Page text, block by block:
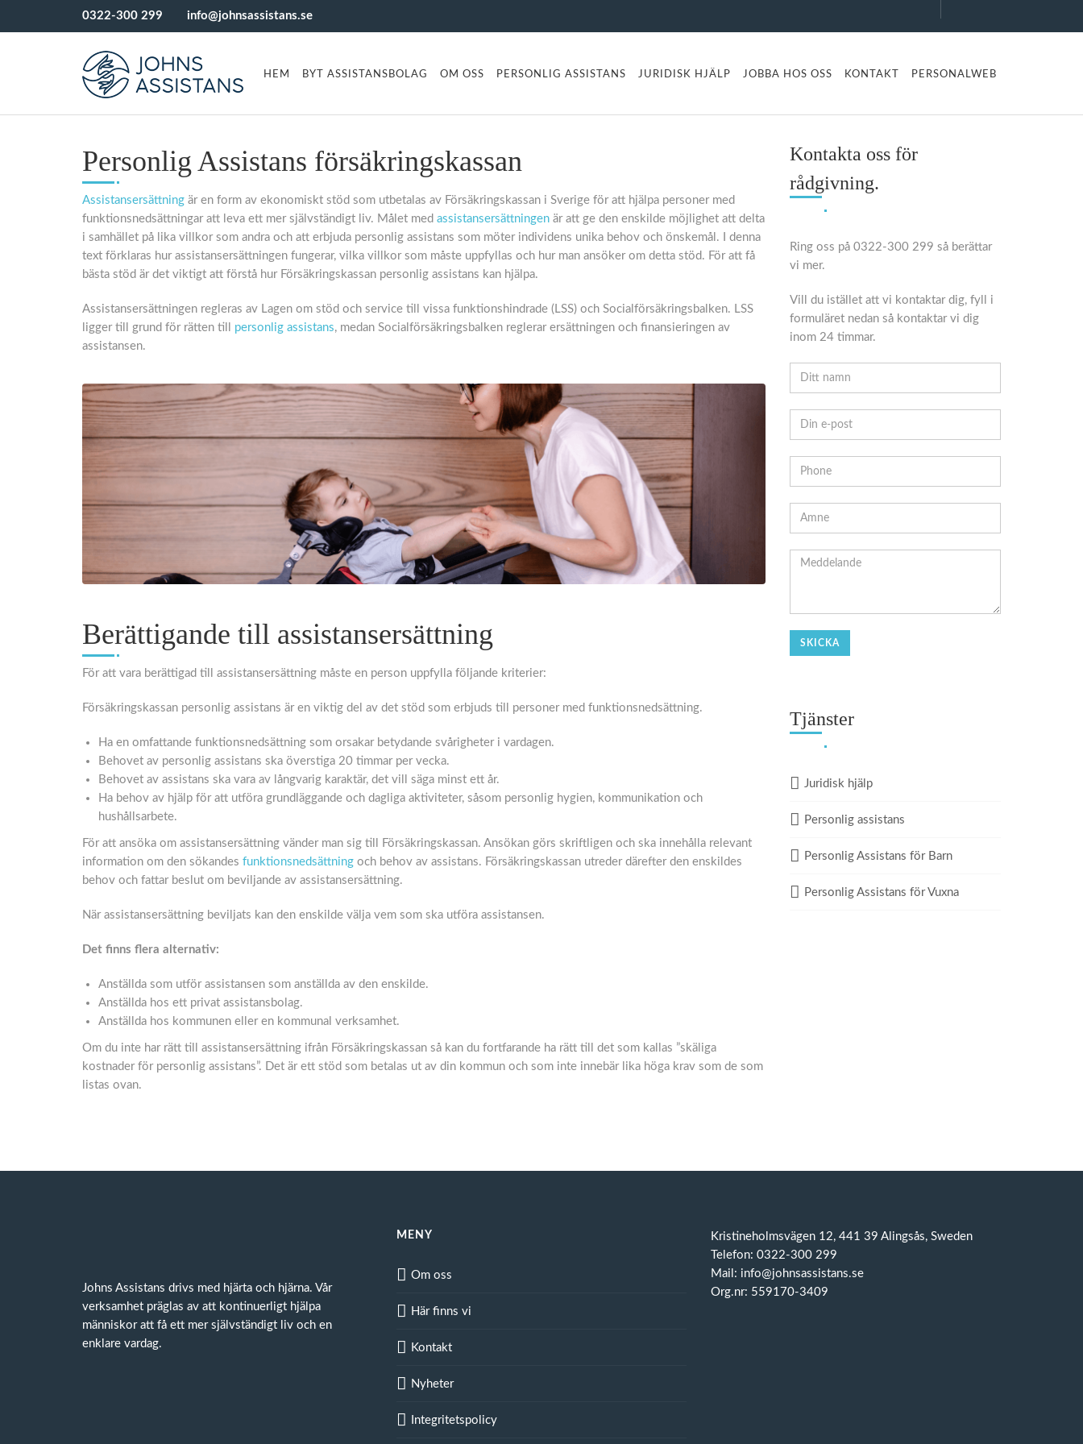
0322-300 299 info@johnsassistans.se
HEM BYT ASSISTANSBOLAG OM OSS PERSONLIG ASSISTANS JURIDISK HJÄLP JOBBA HOS OSS KONTAKT PERSONALWEB
Personlig Assistans försäkringskassan
Assistansersättning är en form av ekonomiskt stöd som utbetalas av Försäkringskassan i Sverige för att hjälpa personer med
funktionsnedsättningar att leva ett mer självständigt liv. Målet med assistansersättningen är att ge den enskilde möjlighet att delta
i samhället på lika villkor som andra och att erbjuda personlig assistans som möter individens unika behov och önskemål. I denna
text förklaras hur assistansersättningen fungerar, vilka villkor som måste uppfyllas och hur man ansöker om detta stöd. För att få
bästa stöd är det viktigt att förstå hur Försäkringskassan personlig assistans kan hjälpa.
Assistansersättningen regleras av Lagen om stöd och service till vissa funktionshindrade (LSS) och Socialförsäkringsbalken. LSS
ligger till grund för rätten till personlig assistans, medan Socialförsäkringsbalken reglerar ersättningen och finansieringen av
assistansen.
Berättigande till assistansersättning
För att vara berättigad till assistansersättning måste en person uppfylla följande kriterier:
Försäkringskassan personlig assistans är en viktig del av det stöd som erbjuds till personer med funktionsnedsättning.
Ha en omfattande funktionsnedsättning som orsakar betydande svårigheter i vardagen.
Behovet av personlig assistans ska överstiga 20 timmar per vecka.
Behovet av assistans ska vara av långvarig karaktär, det vill säga minst ett år.
Ha behov av hjälp för att utföra grundläggande och dagliga aktiviteter, såsom personlig hygien, kommunikation och
hushållsarbete.
För att ansöka om assistansersättning vänder man sig till Försäkringskassan. Ansökan görs skriftligen och ska innehålla relevant
information om den sökandes funktionsnedsättning och behov av assistans. Försäkringskassan utreder därefter den enskildes
behov och fattar beslut om beviljande av assistansersättning.
När assistansersättning beviljats kan den enskilde välja vem som ska utföra assistansen.
Det finns flera alternativ:
Anställda som utför assistansen som anställda av den enskilde.
Anställda hos ett privat assistansbolag.
Anställda hos kommunen eller en kommunal verksamhet.
Om du inte har rätt till assistansersättning ifrån Försäkringskassan så kan du fortfarande ha rätt till det som kallas ”skäliga
kostnader för personlig assistans”. Det är ett stöd som betalas ut av din kommun och som inte innebär lika höga krav som de som
listas ovan.
Kontakta oss för
rådgivning.
Ring oss på 0322-300 299 så berättar
vi mer.
Vill du istället att vi kontaktar dig, fyll i
formuläret nedan så kontaktar vi dig
inom 24 timmar.
Tjänster
Juridisk hjälp
Personlig assistans
Personlig Assistans för Barn
Personlig Assistans för Vuxna
Johns Assistans drivs med hjärta och hjärna. Vår
verksamhet präglas av att kontinuerligt hjälpa
människor att få ett mer självständigt liv och en
enklare vardag.
MENY
Om oss
Här finns vi
Kontakt
Nyheter
Integritetspolicy
Kristineholmsvägen 12, 441 39 Alingsås, Sweden
Telefon: 0322-300 299
Mail: info@johnsassistans.se
Org.nr: 559170-3409